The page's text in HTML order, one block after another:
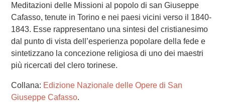
Meditazioni delle Missioni al popolo di san Giuseppe
Cafasso, tenute in Torino e nei paesi vicini verso il 1840-
1843. Esse rappresentano una sintesi del cristianesimo
dal punto di vista dell’esperienza popolare della fede e
sintetizzano la concezione religiosa di uno dei maestri
più ricercati del clero torinese.
Collana: Edizione Nazionale delle Opere di San
Giuseppe Cafasso.